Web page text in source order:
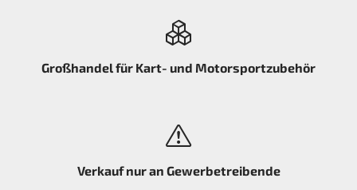
Großhandel für Kart- und Motorsportzubehör
Verkauf nur an Gewerbetreibende